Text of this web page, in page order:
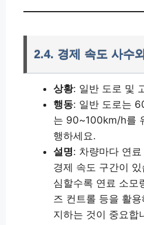
2.4. 경제 속도 사수
상황: 일반 도로 및
행동: 일반 도로는
는 90~100km/h를
행하세요.
설명: 차량마다 연
경제 속도 구간이
심할수록 연료 소모
즈 컨트롤 등을 활
지하는 것이 중요합